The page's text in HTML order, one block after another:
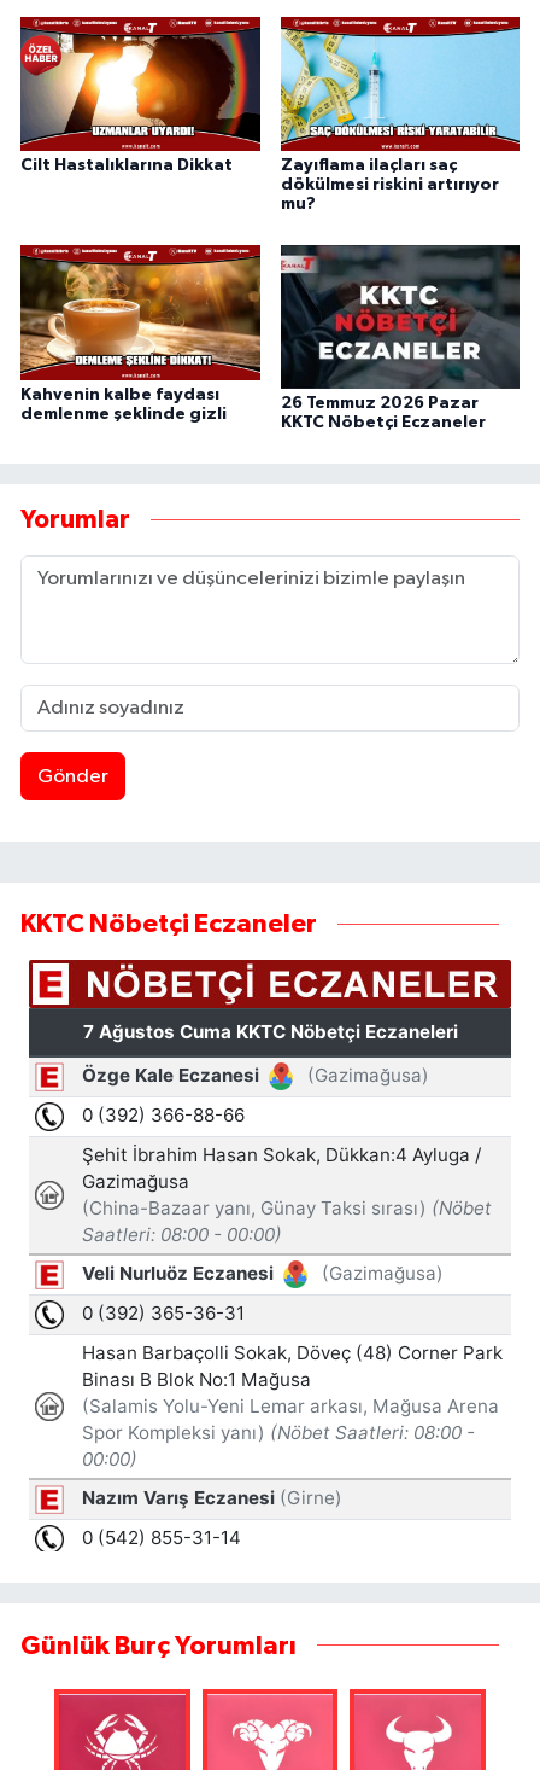
Cilt Hastalıklarına Dikkat
Zayıflama ilaçları saç
dökülmesi riskini artırıyor
mu?
Kahvenin kalbe faydası
demlenme şeklinde gizli
26 Temmuz 2026 Pazar
KKTC Nöbetçi Eczaneler
Yorumlar
Gönder
KKTC Nöbetçi Eczaneler
Günlük Burç Yorumları